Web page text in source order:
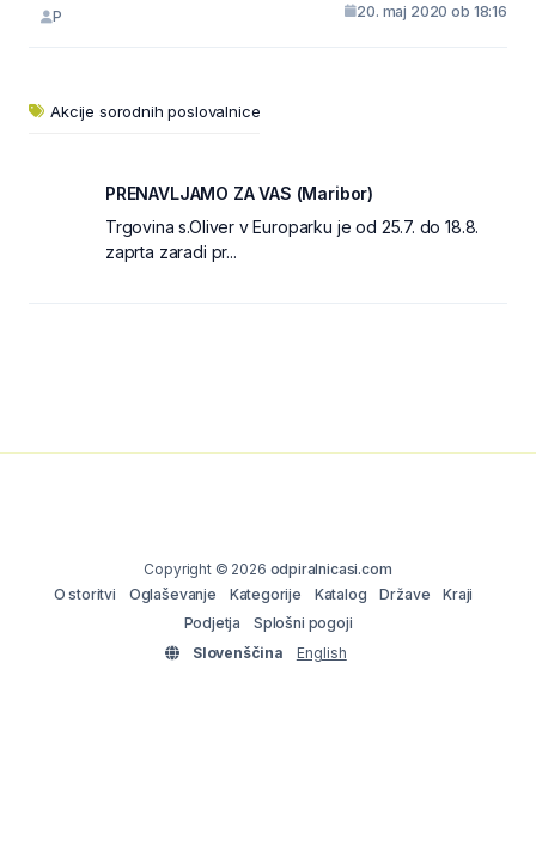
P 20. maj 2020 ob 18:16
Akcije sorodnih poslovalnice
PRENAVLJAMO ZA VAS (Maribor)
Trgovina s.Oliver v Europarku je od 25.7. do 18.8.
zaprta zaradi pr...
Copyright © 2026 odpiralnicasi.com
O storitvi
Oglaševanje Kategorije Katalog Države
Kraji
Podjetja
Splošni pogoji
Slovenščina
English